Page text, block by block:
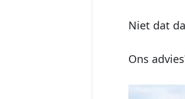
Niet dat
Ons